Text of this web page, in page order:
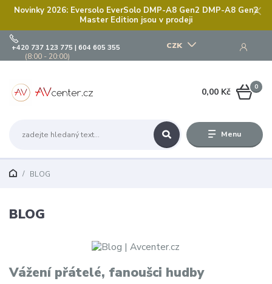
Novinky 2026: Eversolo EverSolo DMP-A8 Gen2 DMP-A8 Gen2
Master Edition jsou v prodeji
Menu
CZK
+420 737 123 775 | 604 605 355
(8:00 - 20:00)
0
0,00 Kč
BLOG
BLOG
Vážení přátelé, fanoušci hudby